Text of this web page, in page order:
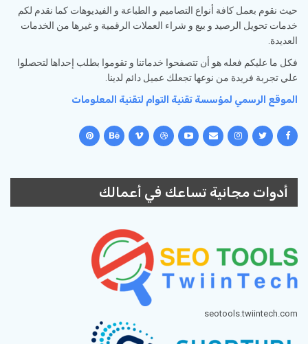
حيث نقوم بعمل كافة أنواع التصاميم و الطباعة و الفيديوهات كما نقدم لكم
خدمات تحويل الرصيد و بيع و شراء العملات الرقمية و غيرها من الخدمات
العديدة.
فكل ما عليكم فعله هو أن تتصفحوا خدماتنا و تقوموا بطلب إحداها لتحصلوا
علي تجربة فريدة من نوعها تجعلك عميل دائم لدينا.
الموقع الرسمي لمؤسسة تقنية التوام لتقنية المعلومات
أدوات مجانية تساعك في أعمالك
seotools.twiintech.com